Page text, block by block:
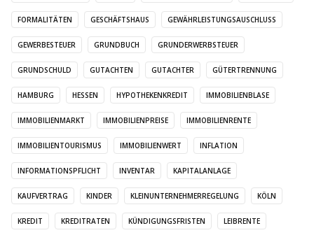
FORMALITÄTEN GESCHÄFTSHAUS GEWÄHRLEISTUNGSAUSCHLUSS
GEWERBESTEUER GRUNDBUCH GRUNDERWERBSTEUER
GRUNDSCHULD GUTACHTEN GUTACHTER GÜTERTRENNUNG
HAMBURG HESSEN HYPOTHEKENKREDIT IMMOBILIENBLASE
IMMOBILIENMARKT IMMOBILIENPREISE IMMOBILIENRENTE
IMMOBILIENTOURISMUS IMMOBILIENWERT INFLATION
INFORMATIONSPFLICHT INVENTAR KAPITALANLAGE
KAUFVERTRAG KINDER KLEINUNTERNEHMERREGELUNG KÖLN
KREDIT KREDITRATEN KÜNDIGUNGSFRISTEN LEIBRENTE